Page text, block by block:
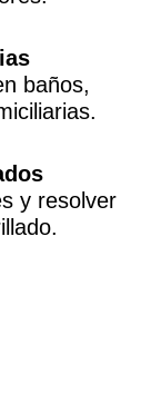
baños,
y resolver